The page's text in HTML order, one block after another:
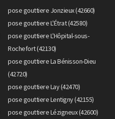
pose gouttiere Jonzieux (42660)
pose gouttiere L'Étrat (42580)
pose gouttiere L'Hôpital-sous-
Rochefort (42130)
pose gouttiere La Bénisson-Dieu
(42720)
pose gouttiere Lay (42470)
pose gouttiere Lentigny (42155)
pose gouttiere Lézigneux (42600)